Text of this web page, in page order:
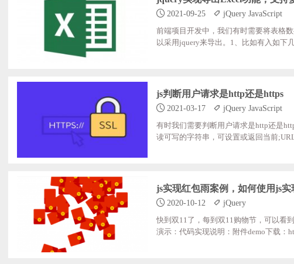
2021-09-25 jQuery JavaScript
前端项目开发中，我们有时需要将表格
以采用jquery来导出。1、比如有入如下
js判断用户请求是http还是https
2021-03-17 jQuery JavaScript
有时我们需要判断用户请求是http还是
读可写的字符串，可设置或返回当前
js实现红包雨案例，如何使用js实
2020-10-12 jQuery
快到双11了，每到双11购物节，可以看
演示：代码实现说明：附件demo下载：